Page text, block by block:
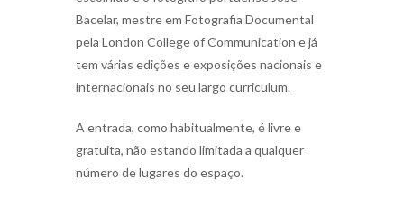
Bacelar, mestre em Fotografia Documental
pela London College of Communication e já
tem várias edições e exposições nacionais e
internacionais no seu largo curriculum.
A entrada, como habitualmente, é livre e
gratuita, não estando limitada a qualquer
número de lugares do espaço.